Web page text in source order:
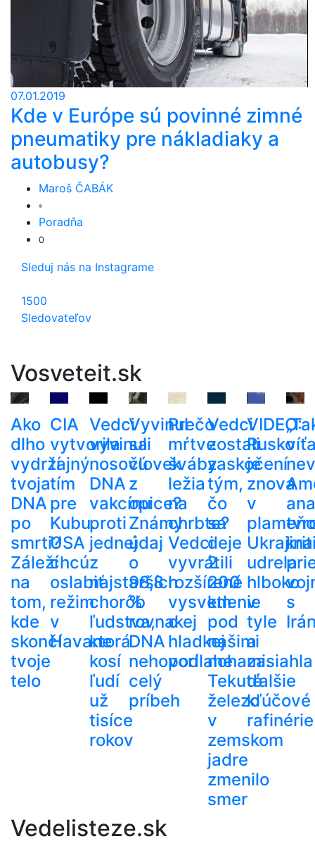
07.01.2019
Kde v Európe sú povinné zimné
pneumatiky pre nákladiaky a
autobusy?
Maroš ČABÁK
Poradňa
0
Sleduj nás na Instagrame
1500
Sledovateľov
Vosveteit.sk
Ako
dlho
vydrží
tvoja
DNA
po
smrti?
Záleží
na
tom,
kde
skončí
tvoje
telo
CIA
vytvorila
tajný
tím
pre
Kubu.
USA
chcú
oslabiť
režim
v
Havane
Vedci
vyvinuli
nosovú
DNA
vakcínu
proti
jednej
z
najstarších
chorôb
ľudstva,
ktorá
kosí
ľudí
už
tisíce
rokov
Vyvinul
sa
človek
z
opice?
Známy
údaj
o
98,8
%
rovnakej
DNA
nehovorí
celý
príbeh
Prečo
mŕtve
šváby
ležia
na
chrbte?
Vedci
vyvrátili
rozšírené
vysvetlenie
o
hladkej
podlahe
Vedci
zostali
zaskočení
tým,
čo
sa
deje
2
200
km
pod
našimi
nohami.
Tekuté
železo
v
zemskom
jadre
zmenilo
smer
VIDEO:
Rusko
je
znova
v
Ukrajina
udrela
hlboko
v
tyle
a
zasiahla
ďalšie
kľúčové
rafinérie
s
Vedelisteze.sk